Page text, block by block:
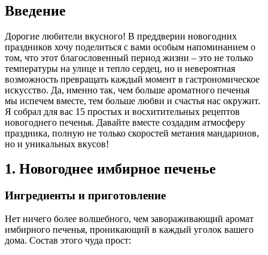
Введение
Дорогие любители вкусного! В преддверии новогодних
праздников хочу поделиться с вами особым напоминанием о
том, что этот благословенный период жизни – это не только
температуры на улице и тепло сердец, но и невероятная
возможность превращать каждый момент в гастрономическое
искусство. Да, именно так, чем больше ароматного печенья
мы испечем вместе, тем больше любви и счастья нас окружит.
Я собрал для вас 15 простых и восхитительных рецептов
новогоднего печенья. Давайте вместе создадим атмосферу
праздника, полную не только скоростей метания мандаринов,
но и уникальных вкусов!
1. Новогоднее имбирное печенье
Ингредиенты и приготовление
Нет ничего более волшебного, чем завораживающий аромат
имбирного печенья, проникающий в каждый уголок вашего
дома. Состав этого чуда прост: